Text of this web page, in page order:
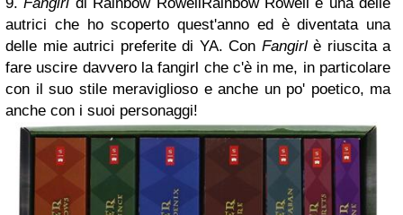
autrici che ho scoperto quest'anno ed è diventata una
delle mie autrici preferite di YA. Con Fangirl è riuscita a
fare uscire davvero la fangirl che c'è in me, in particolare
con il suo stile meraviglioso e anche un po' poetico, ma
anche con i suoi personaggi!